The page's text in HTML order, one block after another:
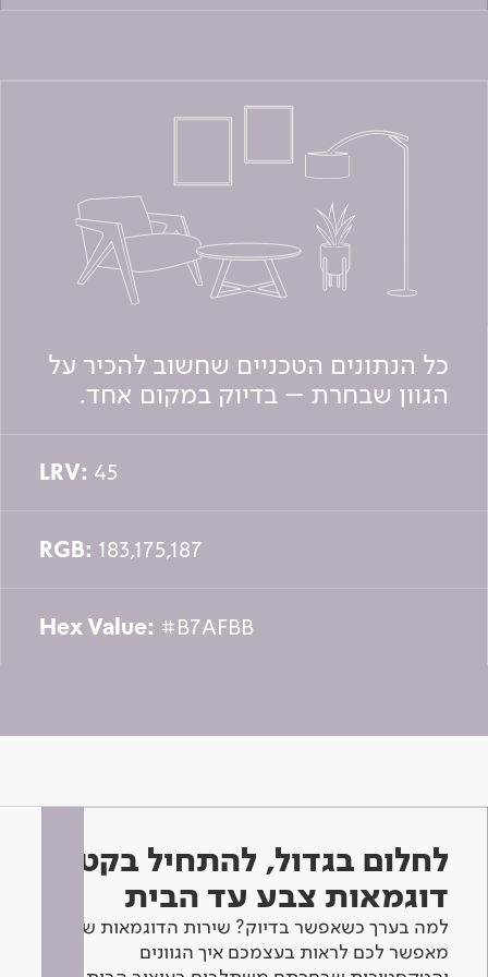
כל הנתונים הטכניים שחשוב להכיר על
הגוון שבחרת – בדיוק במקום אחד.
LRV: 45
RGB: 183,175,187
Hex Value: #B7AFBB
לחלום בגדול, להתחיל בקטן -
דוגמאות צבע עד הבית
למה בערך כשאפשר בדיוק? שירות הדוגמאות שלנו
מאפשר לכם לראות בעצמכם איך הגוונים